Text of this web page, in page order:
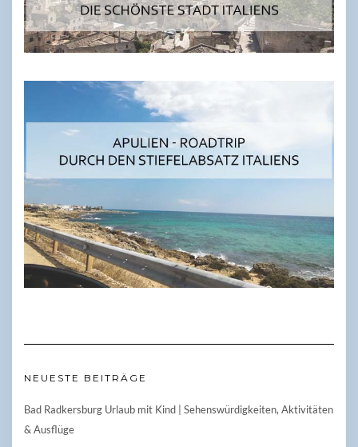
NEUESTE BEITRÄGE
Bad Radkersburg Urlaub mit Kind | Sehenswürdigkeiten, Aktivitäten
& Ausflüge